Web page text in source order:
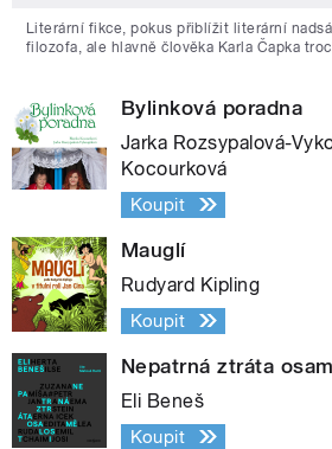
Literární fikce, pokus přiblížit literární
filozofa, ale hlavně člověka Karla Čapka
Bylinková poradna
Jarka Rozsypalová-
Kocourková
Koupit
Mauglí
Rudyard Kipling
Koupit
Nepatrná ztráta
Eli Beneš
Koupit